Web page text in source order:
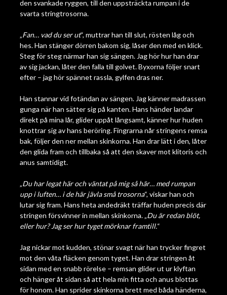
den svankade ryggen, till den uppsträckta rumpan i de
svarta stringtrosorna.
„Fan… vad du ser ut“, muttrar han till slut, rösten låg och
hes. Han stänger dörren bakom sig, låser den med en klick.
Steg för steg närmar han sig sängen. Jag hör hur han drar
av sig jackan, låter den falla till golvet. Byxorna följer snart
efter – jag hör spännet rassla, gylfen dras ner.
Han stannar vid fotändan av sängen. Jag känner madrassen
gunga när han sätter sig på kanten. Hans händer landar
direkt på mina lår, glider uppåt långsamt, känner hur huden
knottrar sig av hans beröring. Fingrarna når stringens remsa
bak, följer den ner mellan skinkorna. Han drar lätt i den, låter
den glida fram och tillbaka så att den skaver mot klitoris och
anus samtidigt.
„Du har legat här och väntat på mig så här… med rumpan
upp i luften… i de här jävla små trosorna“, viskar han och
lutar sig fram. Hans heta andedräkt träffar huden precis där
stringen försvinner in mellan skinkorna. „Du är redan blöt,
eller hur? Jag ser hur tyget mörknar framtill.“
Jag nickar mot kudden, stönar svagt när han trycker fingret
mot den våta fläcken genom tyget. Han drar stringen åt
sidan med en snabb rörelse – remsan glider ut ur klyftan
och hänger åt sidan så att hela min fitta och anus blottas
för honom. Han sprider skinkorna brett med båda händerna,